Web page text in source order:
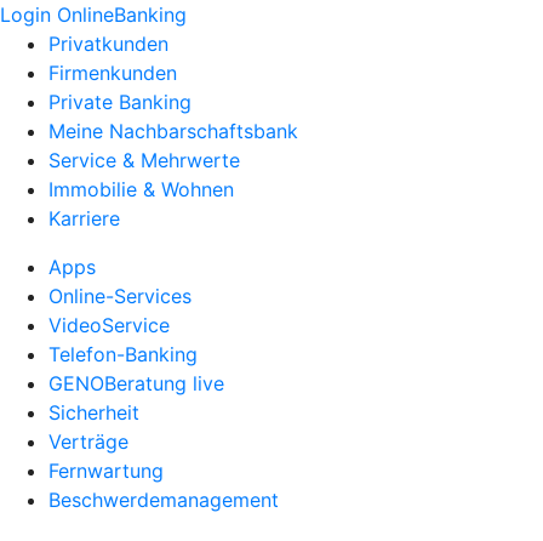
Login OnlineBanking
Privatkunden
Firmenkunden
Private Banking
Meine Nachbarschaftsbank
Service & Mehrwerte
Immobilie & Wohnen
Karriere
Apps
Online-Services
VideoService
Telefon-Banking
GENOBeratung live
Sicherheit
Verträge
Fernwartung
Beschwerdemanagement